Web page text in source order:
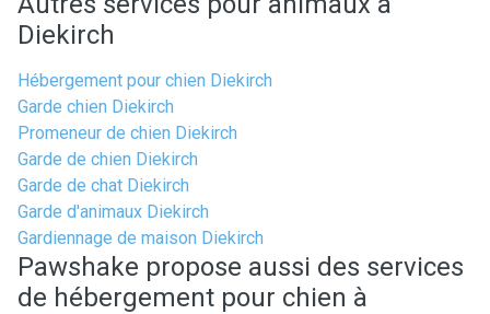
Diekirch
Hébergement pour chien Diekirch
Garde chien Diekirch
Promeneur de chien Diekirch
Garde de chien Diekirch
Garde de chat Diekirch
Garde d'animaux Diekirch
Gardiennage de maison Diekirch
Pawshake propose aussi des services
de hébergement pour chien à